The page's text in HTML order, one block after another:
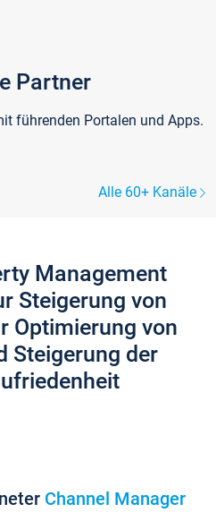
Partner
führenden Portalen und Apps.
Alle 60+ Kanäle
Management
Steigerung von
Optimierung von
Steigerung der
Channel Manager